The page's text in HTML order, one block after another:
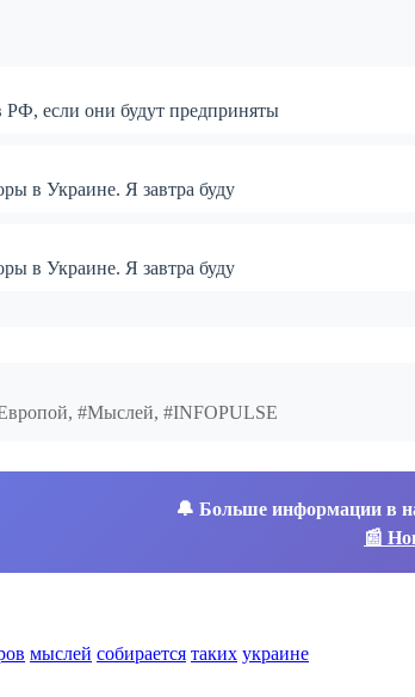
если они будут предприняты
в Украине. Я завтра буду
в Украине. Я завтра буду
#Мыслей, #INFOPULSE
🔔 Больше информации в
📰
мыслей собирается таких украине